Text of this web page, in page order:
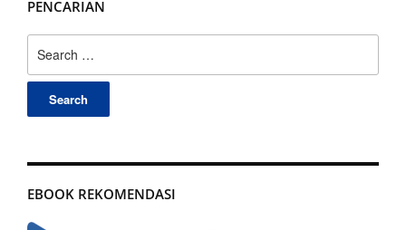
PENCARIAN
for:
EBOOK REKOMENDASI